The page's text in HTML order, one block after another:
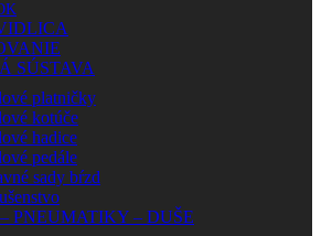
SÚSTAVA
platničky
kotúče
hadice
pedále
sady bŕzd
PNEUMATIKY – DUŠE